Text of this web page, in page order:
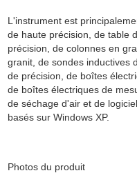
L'instrument est
de haute précision, de table
précision, de colonnes en
granit, de sondes inductives
de précision, de boîtes
de boîtes électriques de
de séchage d'air et de
basés sur Windows XP.
Photos du produit